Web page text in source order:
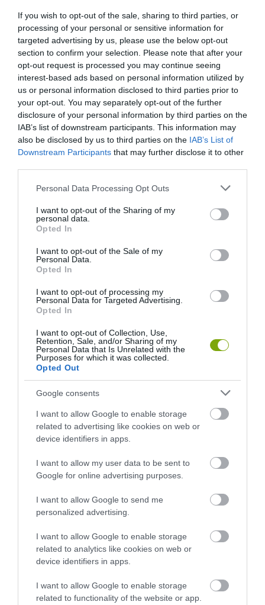
If you wish to opt-out of the sale, sharing to third parties, or
processing of your personal or sensitive information for
targeted advertising by us, please use the below opt-out
section to confirm your selection. Please note that after your
opt-out request is processed you may continue seeing
interest-based ads based on personal information utilized by
us or personal information disclosed to third parties prior to
your opt-out. You may separately opt-out of the further
disclosure of your personal information by third parties on the
IAB’s list of downstream participants. This information may
also be disclosed by us to third parties on the IAB’s List of
Downstream Participants that may further disclose it to other
Please note that this website/app uses one or more Google
not limited to your visit or usage behaviour. You may click to
grant or deny consent to Google and its third-party tags to
use your data for below specified purposes in below Google
consent section.
Personal Data Processing Opt Outs
I want to opt-out of the Sharing of my
personal data.
Opted In
I want to opt-out of the Sale of my
Personal Data.
Opted In
I want to opt-out of processing my
Personal Data for Targeted Advertising.
Opted In
I want to opt-out of Collection, Use,
Retention, Sale, and/or Sharing of my
Personal Data that Is Unrelated with the
Purposes for which it was collected.
Opted Out
Google consents
I want to allow Google to enable storage
related to advertising like cookies on web or
device identifiers in apps.
I want to allow my user data to be sent to
Google for online advertising purposes.
I want to allow Google to send me
personalized advertising.
I want to allow Google to enable storage
related to analytics like cookies on web or
device identifiers in apps.
I want to allow Google to enable storage
related to functionality of the website or app.
ELŐZŐ CIKK
PÁLMAFÁK, AMIK KEDVELIK A HAZAI ÉGHAJLATOT
KÖVETKEZŐ CIKK
A FOLYTONNÖVŐTŐL AZ EMBERT ÖLŐIG: NAMÍBIA
KÜLÖNLEGES ÉS VARÁZSLATOS NÖVÉNYVILÁGA
HASONLÓ ÉRDEKESSÉGEK
PANNONHALMI
ARBORÉTUMBA
2026-08-04
KÖRNYÉKÉN: TERMÉSZET,
SZŐLŐ ÉS KOMLÓ
TALÁLKOZÁSA
2026-08-04
PANNONHALMI
GYÓGYNÖVÉNYKERTBE ÉS
ILLATMÚZEUMBA
2026-08-04
PANNONHALMI FŐAPÁTSÁG
PINCÉSZETÉBE